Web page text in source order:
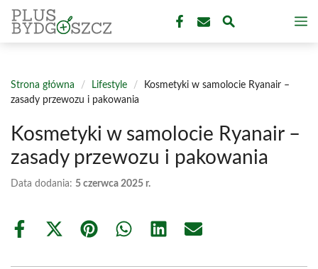
Przejdź
do
treści
Strona główna / Lifestyle /
Kosmetyki w samolocie Ryanair –
zasady przewozu i pakowania
Kosmetyki w samolocie Ryanair –
zasady przewozu i pakowania
Data dodania: 5 czerwca 2025 r.
Share
Share Share Share Share Share